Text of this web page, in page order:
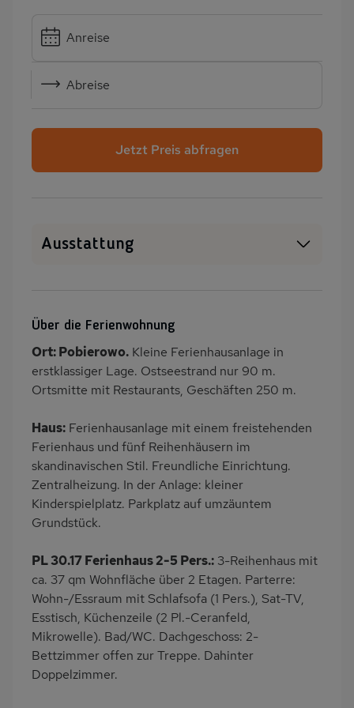
Anreise
Abreise
Jetzt Preis abfragen
Ausstattung
Eingezäuntes
Grundstück
Dusche
Kühlschrank
Mikrowelle
Babybett
Kinderhochstuhl
Nichtraucher
Wb/WC
Terrassenmöbel
Kaffeemaschine
Erdgeschoss
Bettwäsche inklusive
Über die Ferienwohnung
Ort: Pobierowo. Kleine Ferienhausanlage in
erstklassiger Lage. Ostseestrand nur 90 m.
Ortsmitte mit Restaurants, Geschäften 250 m.
Haus: Ferienhausanlage mit einem freistehenden
Ferienhaus und fünf Reihenhäusern im
skandinavischen Stil. Freundliche Einrichtung.
Zentralheizung. In der Anlage: kleiner
Kinderspielplatz. Parkplatz auf umzäuntem
Grundstück.
PL 30.17 Ferienhaus 2-5 Pers.: 3-Reihenhaus mit
ca. 37 qm Wohnfläche über 2 Etagen. Parterre:
Wohn-/Essraum mit Schlafsofa (1 Pers.), Sat-TV,
Esstisch, Küchenzeile (2 Pl.-Ceranfeld,
Mikrowelle). Bad/WC. Dachgeschoss: 2-
Bettzimmer offen zur Treppe. Dahinter
Doppelzimmer.